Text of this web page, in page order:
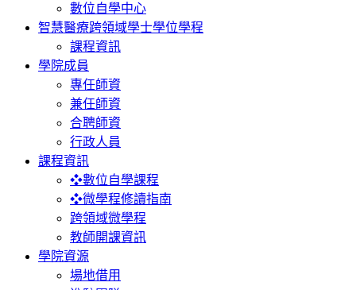
數位自學中心
智慧醫療跨領域學士學位學程
課程資訊
學院成員
專任師資
兼任師資
合聘師資
行政人員
課程資訊
❖數位自學課程
❖微學程修讀指南
跨領域微學程
教師開課資訊
學院資源
場地借用